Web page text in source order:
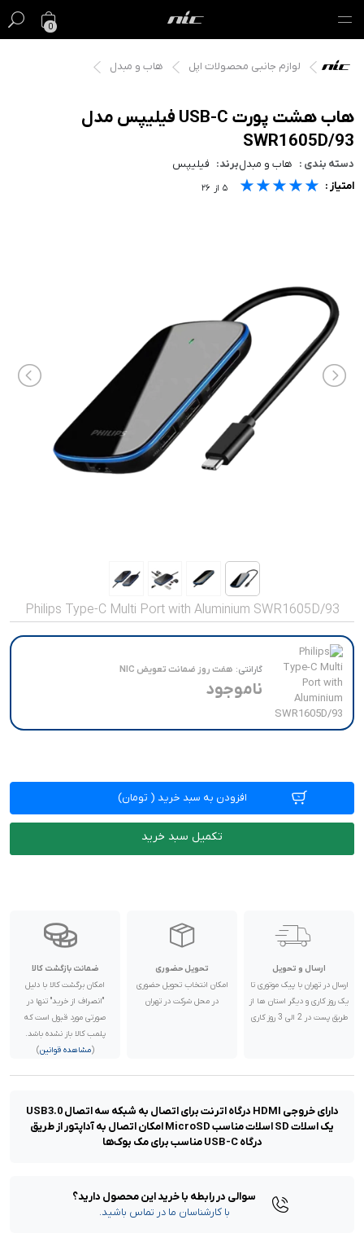
0
گیفت کارت
فروش ویژه
مک
آیفون
اپل واچ
لوازم جانبی
صدا و تصویر
قیمت روز
محصولات کارکرده
لوازم جانبی محصولات اپل هاب و مبدل
Philips Type-C Multi Port with Aluminium SWR1605D/93
گارانتی: هفت روز ضمانت تعویض NIC
ناموجود
افزودن به سبد خرید ( تومان)
تکمیل سبد خرید
هاب هشت پورت USB-C فیلیپس مدل
SWR1605D/93
دسته بندی : هاب و مبدلبرند: فیلیپس
امتیاز : ★★★★★
★★★★★
★★★★★ ۵ از ۲۶
ارسال و تحویل
ارسال در تهران با پیک موتوری تا
یک روز کاری و دیگر استان ها از
طریق پست در 2 الی 3 روز کاری
تحویل حضوری
امکان انتخاب تحویل حضوری
در محل شرکت در تهران
ضمانت بازگشت کالا
امکان برگشت کالا با دلیل
"انصراف از خرید" تنها در
صورتی مورد قبول است که
پلمب کالا باز نشده باشد.
(مشاهده قوانین)
دارای خروجی HDMI درگاه اترنت برای اتصال به شبکه سه اتصال USB3.0
یک اسلات SD اسلات مناسب MicroSD امکان اتصال به آداپتور از طریق
درگاه USB-C مناسب برای مک بوک‌ها
سوالی در رابطه با خرید این محصول دارید؟
با کارشناسان ما در تماس باشید.